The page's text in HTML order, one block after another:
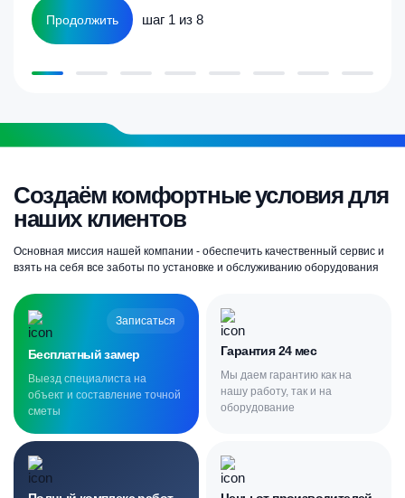
Продолжить шаг 1 из 8
Создаём комфортные условия для
наших клиентов
Основная миссия нашей компании - обеспечить качественный сервис и
взять на себя все заботы по установке и обслуживанию оборудования
Записаться
Бесплатный замер
Выезд специалиста на
объект и составление точной
сметы
Гарантия 24 мес
Мы даем гарантию как на
нашу работу, так и на
оборудование